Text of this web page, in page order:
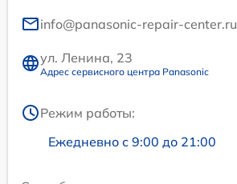
info@panasonic-repair-center.ru
ул. Ленина, 23
Адрес сервисного центра Panasonic
Режим работы:
Ежедневно с 9:00 до 21:00